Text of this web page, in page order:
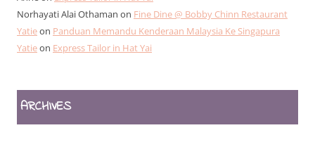
Norhayati Alai Othaman on Fine Dine @ Bobby Chinn Restaurant
Yatieon Panduan Memandu Kenderaan Malaysia Ke Singapura
Yatieon Express Tailor in Hat Yai
ARCHIVES